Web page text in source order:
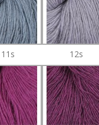
11s 12s